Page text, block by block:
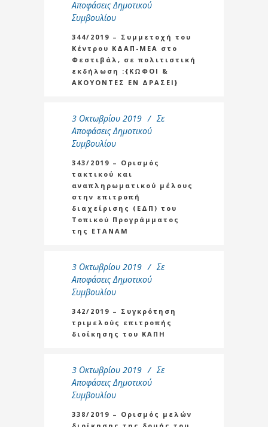
Αποφάσεις Δημοτικού
Συμβουλίου
344/2019 – Συμμετοχή του
Κέντρου ΚΔΑΠ-ΜΕΑ στο
Φεστιβάλ, σε πολιτιστική
εκδήλωση :{ΚΩΦΟΙ &
ΑΚΟΥΟΝΤΕΣ ΕΝ ΔΡΑΣΕΙ}
3 Οκτωβρίου 2019
Σε
Αποφάσεις Δημοτικού
Συμβουλίου
343/2019 – Ορισμός
τακτικού και
αναπληρωματικού μέλους
στην επιτροπή
διαχείρισης (ΕΔΠ) του
Τοπικού Προγράμματος
της ΕΤΑΝΑΜ
3 Οκτωβρίου 2019
Σε
Αποφάσεις Δημοτικού
Συμβουλίου
342/2019 – Συγκρότηση
τριμελούς επιτροπής
διοίκησης του ΚΑΠΗ
3 Οκτωβρίου 2019
Σε
Αποφάσεις Δημοτικού
Συμβουλίου
338/2019 – Oρισμός μελών